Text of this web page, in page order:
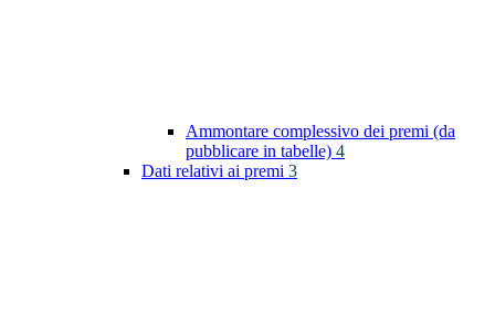
Ammontare complessivo dei premi (da
pubblicare in tabelle) 4
Dati relativi ai premi 3